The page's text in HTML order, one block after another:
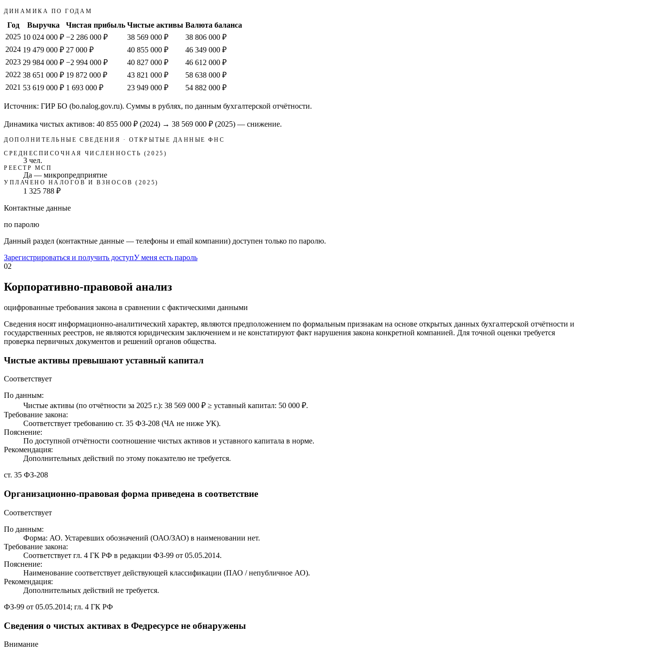
ДИНАМИКА ПО ГОДАМ
Год Выручка Чистая прибыль Чистые активы Валюта баланса
2025 10 024 000 ₽ −2 286 000 ₽ 38 569 000 ₽
38 806 000 ₽
2024 19 479 000 ₽ 27 000 ₽ 40 855 000 ₽
46 349 000 ₽
2023 29 984 000 ₽ −2 994 000 ₽ 40 827 000 ₽
46 612 000 ₽
2022 38 651 000 ₽ 19 872 000 ₽ 43 821 000 ₽
58 638 000 ₽
2021 53 619 000 ₽ 1 693 000 ₽ 23 949 000 ₽ 54 882 000 ₽
Источник: ГИР БО (bo.nalog.gov.ru). Суммы в рублях, по данным бухгалтерской отчётности.
Динамика чистых активов: 40 855 000 ₽ (2024) → 38 569 000 ₽ (2025) — снижение.
ДОПОЛНИТЕЛЬНЫЕ СВЕДЕНИЯ · ОТКРЫТЫЕ ДАННЫЕ ФНС
СРЕДНЕСПИСОЧНАЯ ЧИСЛЕННОСТЬ (2025)
3 чел.
РЕЕСТР МСП
Да — микропредприятие
УПЛАЧЕНО НАЛОГОВ И ВЗНОСОВ (2025)
1 325 788 ₽
Контактные данные
по паролю
Данный раздел (контактные данные — телефоны и email компании) доступен только по паролю.
Зарегистрироваться и получить доступУ меня есть пароль
02
Корпоративно-правовой анализ
оцифрованные требования закона в сравнении с фактическими данными
Сведения носят информационно-аналитический характер, являются предположением по формальным признакам на основе открытых данных бухгалтерской отчётности и
государственных реестров, не являются юридическим заключением и не констатируют факт нарушения закона конкретной компанией. Для точной оценки требуется
проверка первичных документов и решений органов общества.
Чистые активы превышают уставный капитал
Соответствует
По данным:
Чистые активы (по отчётности за 2025 г.): 38 569 000 ₽ ≥ уставный капитал: 50 000 ₽.
Требование закона:
Соответствует требованию ст. 35 ФЗ-208 (ЧА не ниже УК).
Пояснение:
По доступной отчётности соотношение чистых активов и уставного капитала в норме.
Рекомендация:
Дополнительных действий по этому показателю не требуется.
ст. 35 ФЗ-208
Организационно-правовая форма приведена в соответствие
Соответствует
По данным:
Форма: АО. Устаревших обозначений (ОАО/ЗАО) в наименовании нет.
Требование закона:
Соответствует гл. 4 ГК РФ в редакции ФЗ-99 от 05.05.2014.
Пояснение:
Наименование соответствует действующей классификации (ПАО / непубличное АО).
Рекомендация:
Дополнительных действий не требуется.
ФЗ-99 от 05.05.2014; гл. 4 ГК РФ
Сведения о чистых активах в Федресурсе не обнаружены
Внимание